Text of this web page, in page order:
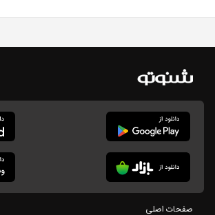
صفحات اصلی